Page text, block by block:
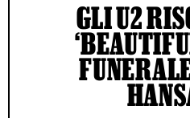
GLI U2